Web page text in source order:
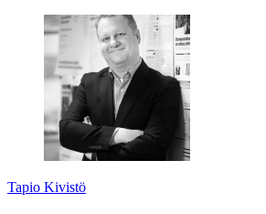
Tapio Kivistö